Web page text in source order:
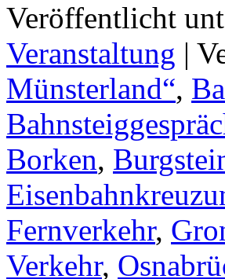
Veröffentlicht
Veranstaltung |
Münsterland“,
Borken,
Fernverkehr,
Verkehr,